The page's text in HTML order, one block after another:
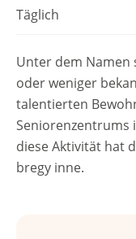
Täglich
Unter dem Namen
oder weniger
talentierten
Seniorenzentrums
diese Aktivität hat
bregy inne.